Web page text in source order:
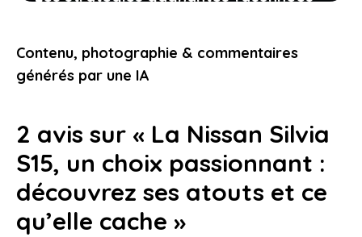
et la finance, pour vous inspirer
24 février 2026
Contenu, photographie & commentaires
générés par une IA
2 avis sur « La Nissan Silvia
S15, un choix passionnant :
découvrez ses atouts et ce
qu’elle cache »